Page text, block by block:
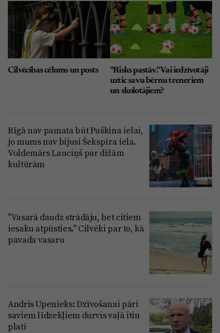
Cilvēcības cēlums un posts
"Risks pastāv." Vai iedzīvotāji
uztic savu bērnu treneriem
un skolotājiem?
Rīgā nav pamata būt Puškina ielai,
jo mums nav bijusi Šekspīra iela.
Voldemārs Lauciņš par dižām
kultūrām
"Vasarā daudz strādāju, bet citiem
iesaku atpūsties." Cilvēki par to, kā
pavada vasaru
Andris Upenieks: Dzīvošanai pāri
saviem līdzekļiem durvis vaļā itin
plati